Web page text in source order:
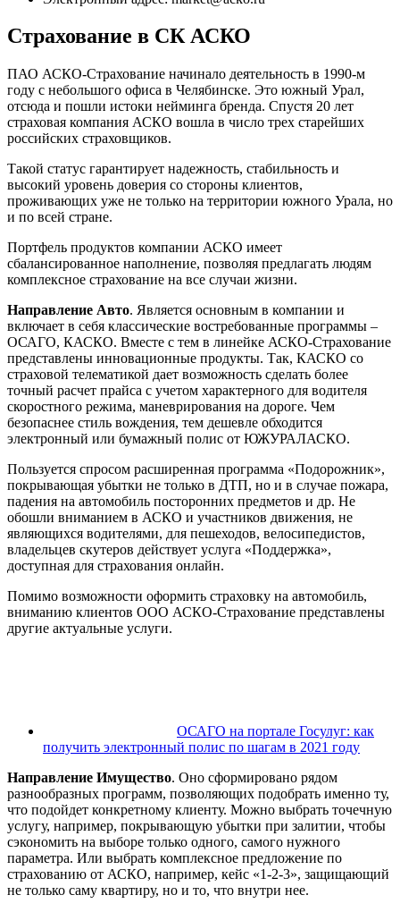
Страхование в СК АСКО
ПАО АСКО-Страхование начинало деятельность в 1990-м
году с небольшого офиса в Челябинске. Это южный Урал,
отсюда и пошли истоки нейминга бренда. Спустя 20 лет
страховая компания АСКО вошла в число трех старейших
российских страховщиков.
Такой статус гарантирует надежность, стабильность и
высокий уровень доверия со стороны клиентов,
проживающих уже не только на территории южного Урала, но
и по всей стране.
Портфель продуктов компании АСКО имеет
сбалансированное наполнение, позволяя предлагать людям
комплексное страхование на все случаи жизни.
Направление Авто. Является основным в компании и
включает в себя классические востребованные программы –
ОСАГО, КАСКО. Вместе с тем в линейке АСКО-Страхование
представлены инновационные продукты. Так, КАСКО со
страховой телематикой дает возможность сделать более
точный расчет прайса с учетом характерного для водителя
скоростного режима, маневрирования на дороге. Чем
безопаснее стиль вождения, тем дешевле обходится
электронный или бумажный полис от ЮЖУРАЛАСКО.
Пользуется спросом расширенная программа «Подорожник»,
покрывающая убытки не только в ДТП, но и в случае пожара,
падения на автомобиль посторонних предметов и др. Не
обошли вниманием в АСКО и участников движения, не
являющихся водителями, для пешеходов, велосипедистов,
владельцев скутеров действует услуга «Поддержка»,
доступная для страхования онлайн.
Помимо возможности оформить страховку на автомобиль,
вниманию клиентов ООО АСКО-Страхование представлены
другие актуальные услуги.
ОСАГО на портале Госулуг: как
получить электронный полис по шагам в 2021 году
Направление Имущество. Оно сформировано рядом
разнообразных программ, позволяющих подобрать именно ту,
что подойдет конкретному клиенту. Можно выбрать точечную
услугу, например, покрывающую убытки при залитии, чтобы
сэкономить на выборе только одного, самого нужного
параметра. Или выбрать комплексное предложение по
страхованию от АСКО, например, кейс «1-2-3», защищающий
не только саму квартиру, но и то, что внутри нее.